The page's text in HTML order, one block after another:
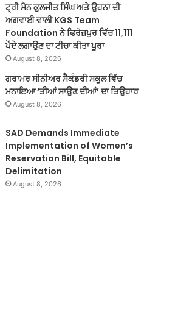
ਟ੍ਰੀ ਮੈਨ ਕੁਲਜੀਤ ਸਿੰਘ ਅਤੇ ਉਹਨਾ ਦੀ
ਅਗਵਾਈ ਵਾਲੀ KGS Team
Foundation ਨੇ ਫਿਰੋਜ਼ਪੁਰ ਵਿੱਚ 11,111
ਪੌਦੇ ਲਗਾਉਣ ਦਾ ਟੀਚਾ ਕੀਤਾ ਪੂਰਾ
August 8, 2026
ਗਰਾਮਰ ਸੀਨੀਅਰ ਸੈਕੰਡਰੀ ਸਕੂਲ ਵਿੱਚ
ਮਨਾਇਆ ‘ਤੀਆਂ ਸਾਉਣ ਦੀਆਂ’ ਦਾ ਤਿਉਹਾਰ
August 8, 2026
SAD Demands Immediate
Implementation of Women’s
Reservation Bill, Equitable
Delimitation
August 8, 2026